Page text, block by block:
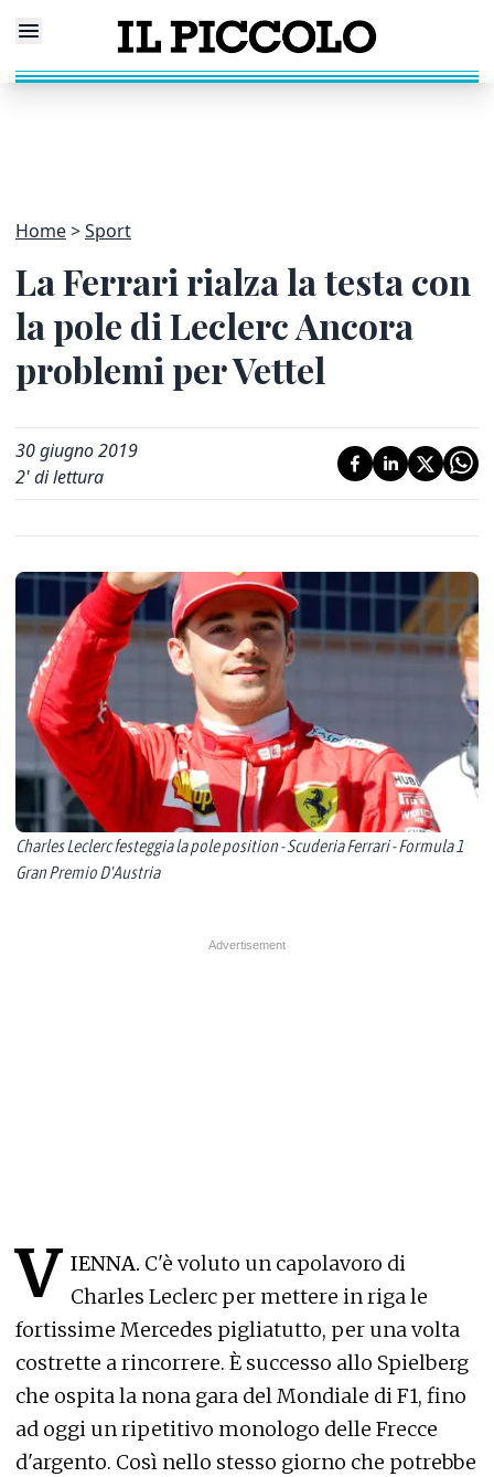
Home Sport
La Ferrari rialza la testa con
la pole di Leclerc Ancora
problemi per Vettel
30 giugno 2019
2' di lettura
Charles Leclerc festeggia la pole position - Scuderia Ferrari - Formula 1
Gran Premio D'Austria
V IENNA. C'è voluto un capolavoro di
Charles Leclerc per mettere in riga le
fortissime Mercedes pigliatutto, per una volta
costrette a rincorrere. È successo allo Spielberg
che ospita la nona gara del Mondiale di F1, fino
ad oggi un ripetitivo monologo delle Frecce
d'argento. Così nello stesso giorno che potrebbe